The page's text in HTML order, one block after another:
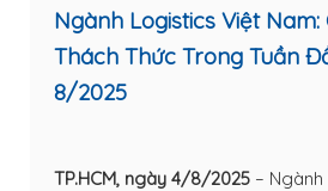
Ngành Logistics Việt Nam:
Thách Thức Trong Tuần
8/2025
TP.HCM, ngày 4/8/2025 –